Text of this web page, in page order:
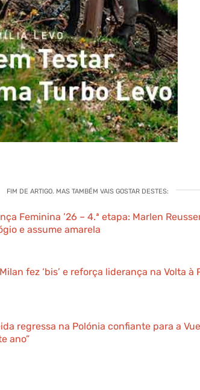
FIM DE ARTIGO. MAS TAMBÉM VAIS GOSTAR DESTES:
Feminina ’26 – 4.ª etapa: Marlen
e assume amarela
fez ‘bis’ e reforça liderança na Volta à
regressa na Polónia confiante para a
ano”